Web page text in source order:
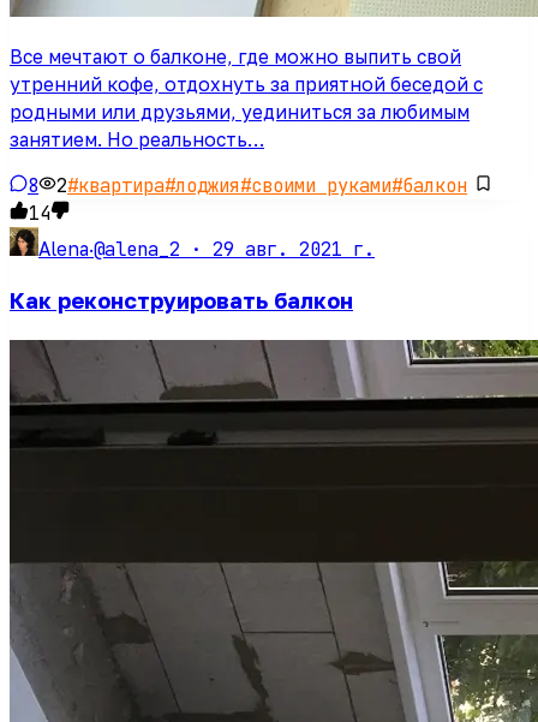
Все мечтают о балконе, где можно выпить свой
утренний кофе, отдохнуть за приятной беседой с
родными или друзьями, уединиться за любимым
занятием. Но реальность…
8 2#квартира#лоджия#своими руками#балкон
14
Alena·@alena_2 · 29 авг. 2021 г.
Как реконструировать балкон